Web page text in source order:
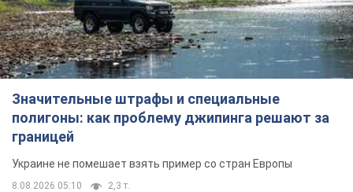
Значительные штрафы и специальные
полигоны: как проблему джипинга решают за
границей
Украине не помешает взять пример со стран Европы
8.08.2026 05:10 2,3 т.